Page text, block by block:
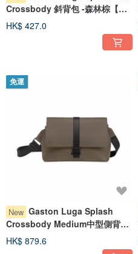
Crossbody 斜背包 -森林棕【新
品現貨】
HK$ 427.0
免運
New Gaston Luga Splash
Crossbody Medium中型側背包-
森林棕
HK$ 879.6